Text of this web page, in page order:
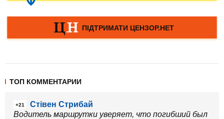
ТОП КОММЕНТАРИИ
+21
Стівен Стрибай
Водитель маршрутки уверяет, что погибший был